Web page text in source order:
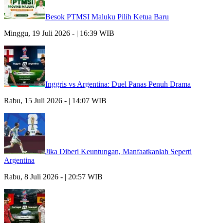
Besok PTMSI Maluku Pilih Ketua Baru
Minggu, 19 Juli 2026 - | 16:39 WIB
Inggris vs Argentina: Duel Panas Penuh Drama
Rabu, 15 Juli 2026 - | 14:07 WIB
Jika Diberi Keuntungan, Manfaatkanlah Seperti
Argentina
Rabu, 8 Juli 2026 - | 20:57 WIB